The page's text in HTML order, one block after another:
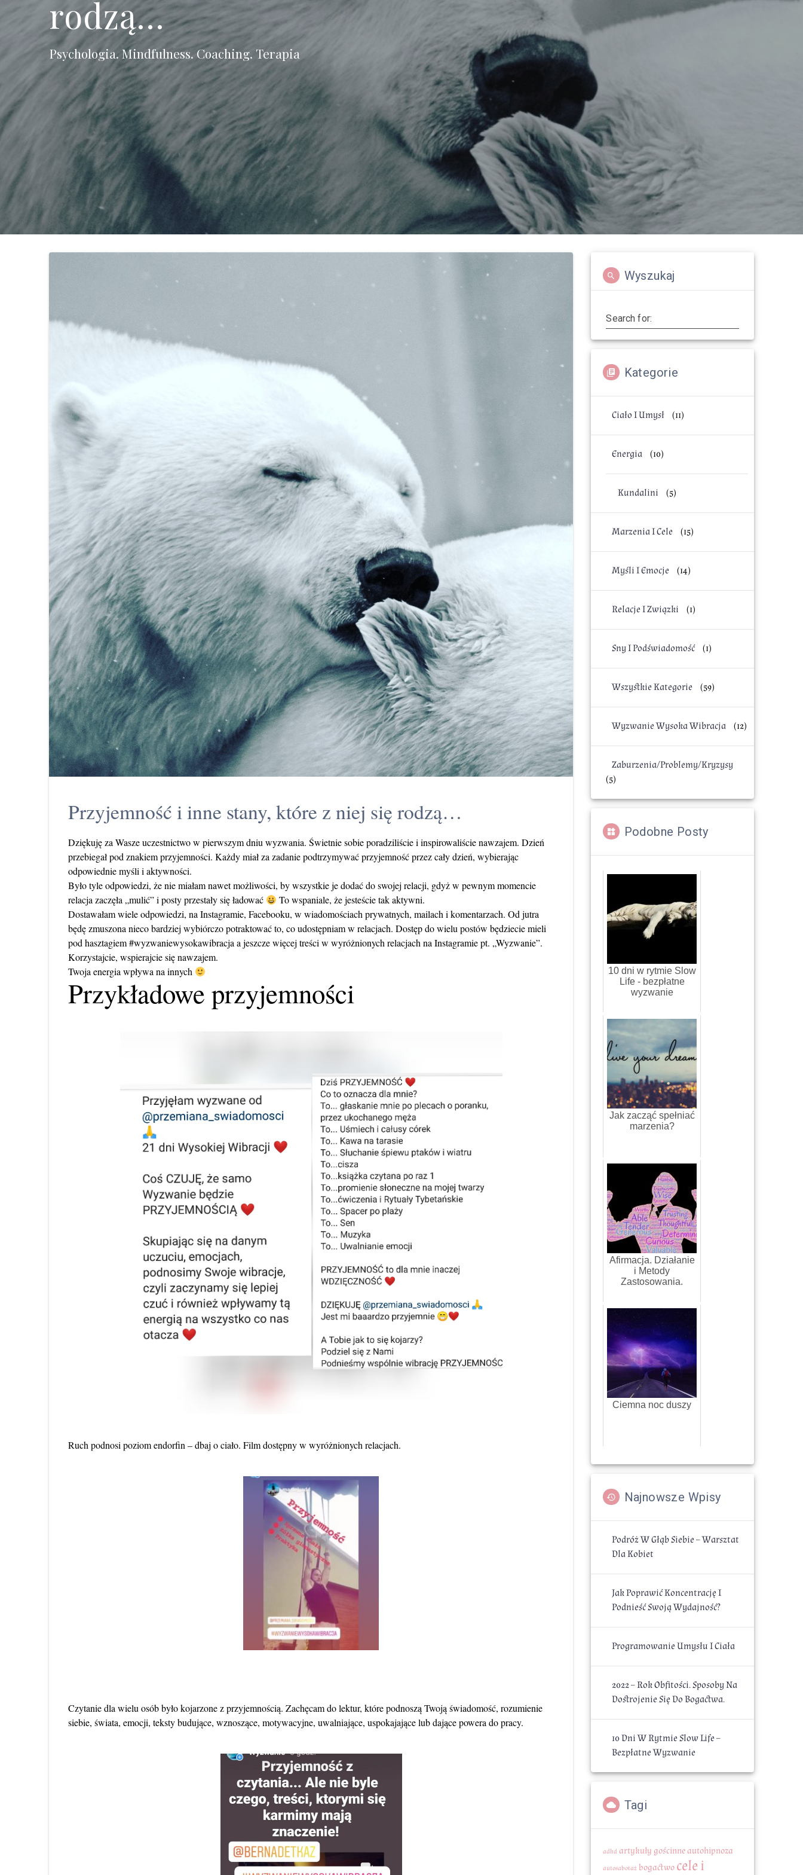
rodzą…
Psychologia. Mindfulness. Coaching. Terapia
Przyjemność i inne stany, które z niej się rodzą…
Dziękuję za Wasze uczestnictwo w pierwszym dniu wyzwania. Świetnie sobie poradziliście i inspirowaliście nawzajem. Dzień
przebiegał pod znakiem przyjemności. Każdy miał za zadanie podtrzymywać przyjemność przez cały dzień, wybierając
odpowiednie myśli i aktywności.
Było tyle odpowiedzi, że nie miałam nawet możliwości, by wszystkie je dodać do swojej relacji, gdyż w pewnym momencie
relacja zaczęła „mulić” i posty przestały się ładować
To wspaniale, że jesteście tak aktywni.
Dostawałam wiele odpowiedzi, na Instagramie, Facebooku, w wiadomościach prywatnych, mailach i komentarzach. Od jutra
będę zmuszona nieco bardziej wybiórczo potraktować to, co udostępniam w relacjach. Dostęp do wielu postów będziecie mieli
pod hasztagiem #wyzwaniewysokawibracja a jeszcze więcej treści w wyróżnionych relacjach na Instagramie pt. „Wyzwanie”.
Korzystajcie, wspierajcie się nawzajem.
Twoja energia wpływa na innych
Przykładowe przyjemności
Ruch podnosi poziom endorfin – dbaj o ciało. Film dostępny w wyróżnionych relacjach.
Czytanie dla wielu osób było kojarzone z przyjemnością. Zachęcam do lektur, które podnoszą Twoją świadomość, rozumienie
siebie, świata, emocji, teksty budujące, wznoszące, motywacyjne, uwalniające, uspokajające lub dające powera do pracy.
Wyszukaj
Search for:
Kategorie
Ciało I Umysł (11)
Energia (10)
Kundalini (5)
Marzenia I Cele (15)
Myśli I Emocje (14)
Relacje I Związki (1)
Sny I Podświadomość (1)
Wszystkie Kategorie (59)
Wyzwanie Wysoka Wibracja (12)
Zaburzenia/Problemy/Kryzysy
(5)
Podobne Posty
10 dni w rytmie Slow
Life - bezpłatne
wyzwanie
Jak zacząć spełniać
marzenia?
Afirmacja. Działanie
i Metody
Zastosowania.
Ciemna noc duszy
Najnowsze Wpisy
Podróż W Głąb Siebie – Warsztat
Dla Kobiet
Jak Poprawić Koncentrację I
Podnieść Swoją Wydajność?
Programowanie Umysłu I Ciała
2022 – Rok Obfitości. Sposoby Na
Dostrojenie Się Do Bogactwa.
10 Dni W Rytmie Slow Life –
Bezpłatne Wyzwanie
Tagi
adhd artykuły gościnne autohipnoza
autosabotaż bogactwo cele i